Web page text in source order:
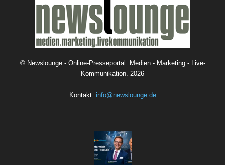
© Newslounge - Online-Presseportal. Medien - Marketing - Live-
Kommunikation. 2026
Kontakt: info@newslounge.de